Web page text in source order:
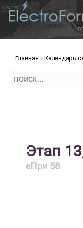
Формат
Главная » Календарь
Этап
еПри 58